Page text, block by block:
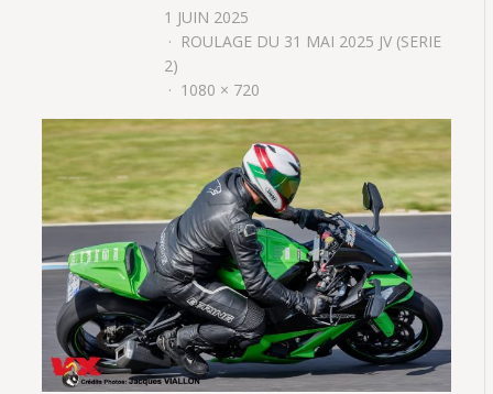
1 JUIN 2025
ROULAGE DU 31 MAI 2025 JV (SERIE
2)
1080 × 720